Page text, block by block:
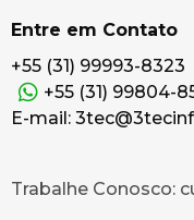
Entre em Contato
+55 (31) 99993-8323
+55 (31) 99804-
E-mail:
Trabalhe Conosco: